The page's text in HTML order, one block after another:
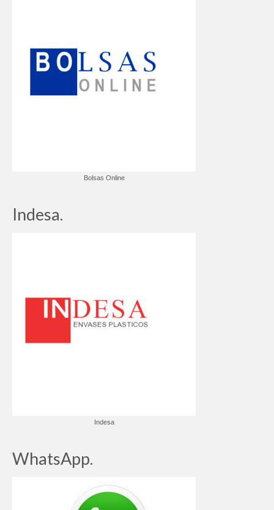
Bolsas Online
Indesa.
Indesa
WhatsApp.